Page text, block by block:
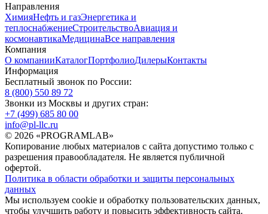
Направления
ХимияНефть и газЭнергетика и
теплоснабжениеСтроительствоАвиация и
космонавтикаМедицинаВсе направления
Компания
О компанииКаталогПортфолиоДилерыКонтакты
Информация
Бесплатный звонок по России:
8 (800) 550 89 72
Звонки из Москвы и других стран:
+7 (499) 685 80 00
info@pl-llc.ru
© 2026 «PROGRAMLAB»
Копирование любых материалов с сайта допустимо только с
разрешения правообладателя. Не является публичной
офертой.
Политика в области обработки и защиты персональных
данных
Мы используем cookie и обработку пользовательских данных,
чтобы улучшить работу и повысить эффективность сайта.